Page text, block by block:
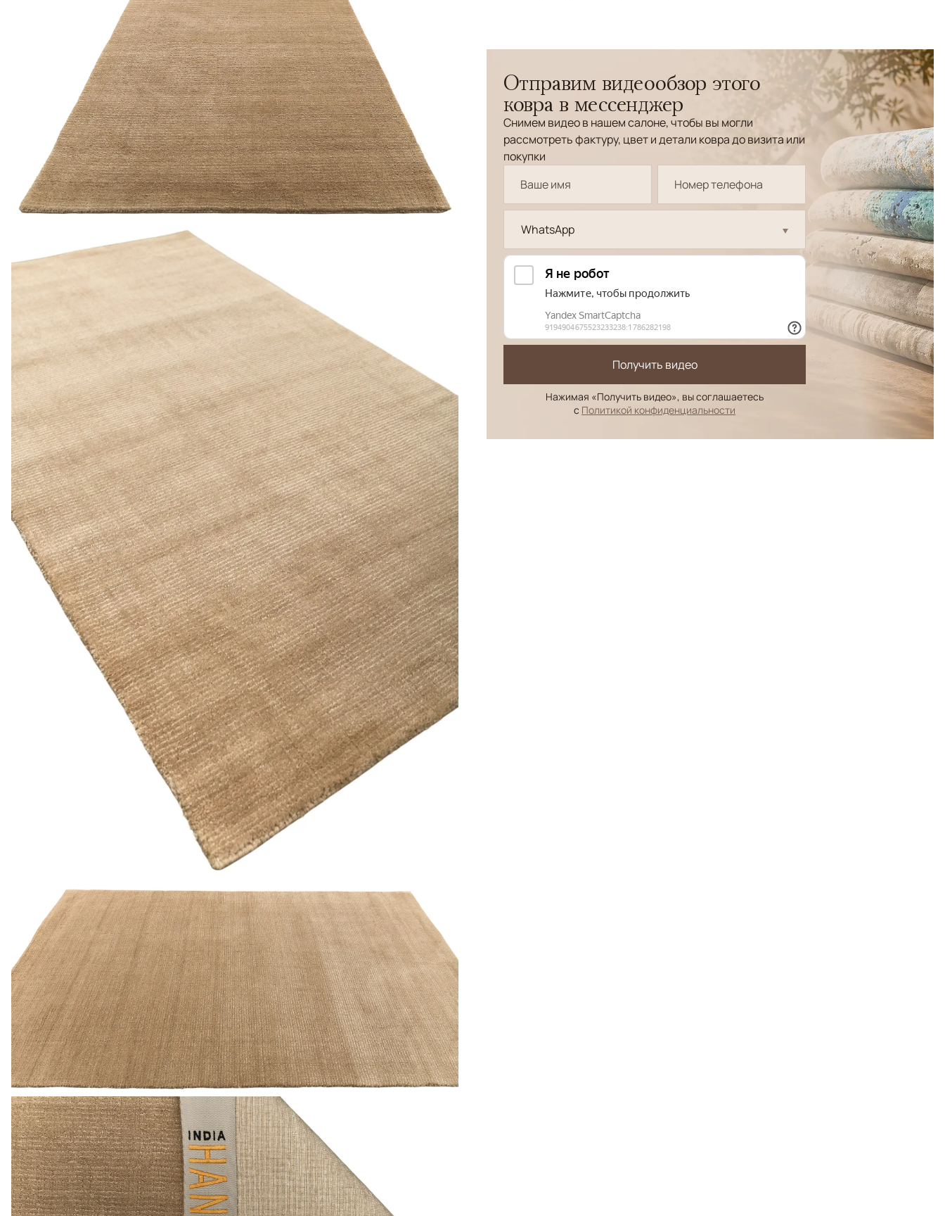
Отправим видеообзор этого
ковра в мессенджер
Снимем видео в нашем салоне, чтобы вы могли
рассмотреть фактуру, цвет и детали ковра до визита или
покупки
WhatsApp
Получить видео
Нажимая «Получить видео», вы соглашаетесь
с Политикой конфиденциальности